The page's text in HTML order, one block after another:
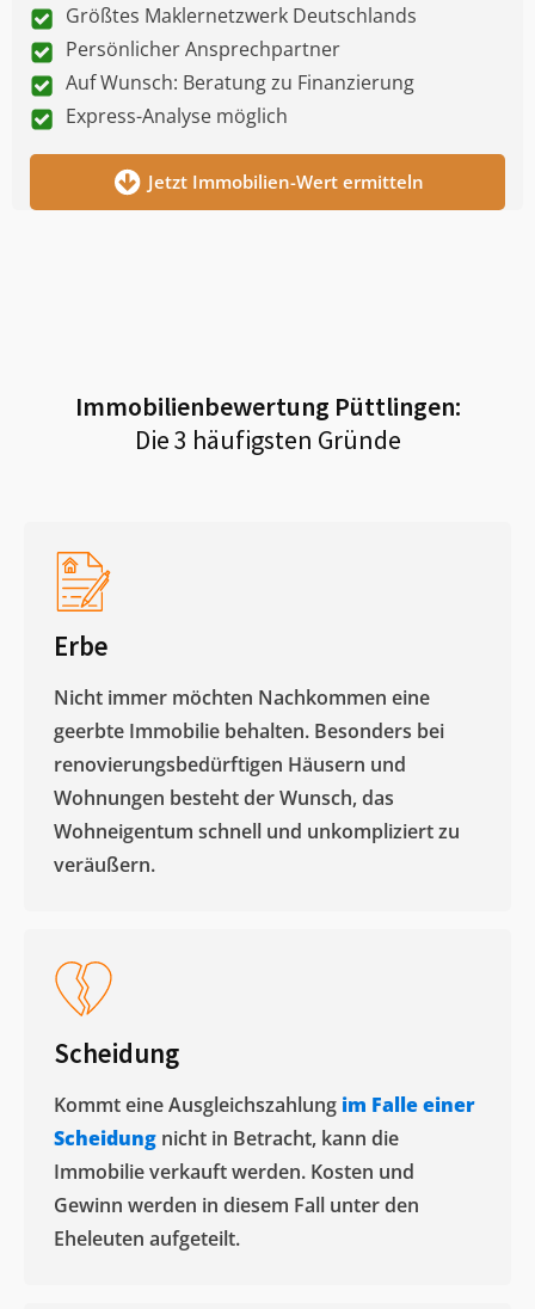
Größtes Maklernetzwerk Deutschlands
Persönlicher Ansprechpartner
Auf Wunsch: Beratung zu Finanzierung
Express-Analyse möglich
Jetzt Immobilien-Wert ermitteln
Immobilienbewertung Püttlingen:
Die 3 häufigsten Gründe
Erbe
Nicht immer möchten Nachkommen eine
geerbte Immobilie behalten. Besonders bei
renovierungsbedürftigen Häusern und
Wohnungen besteht der Wunsch, das
Wohneigentum schnell und unkompliziert zu
veräußern. ​
Scheidung
Kommt eine Ausgleichszahlung im Falle einer
Scheidung nicht in Betracht, kann die
Immobilie verkauft werden. Kosten und
Gewinn werden in diesem Fall unter den
Eheleuten aufgeteilt.​